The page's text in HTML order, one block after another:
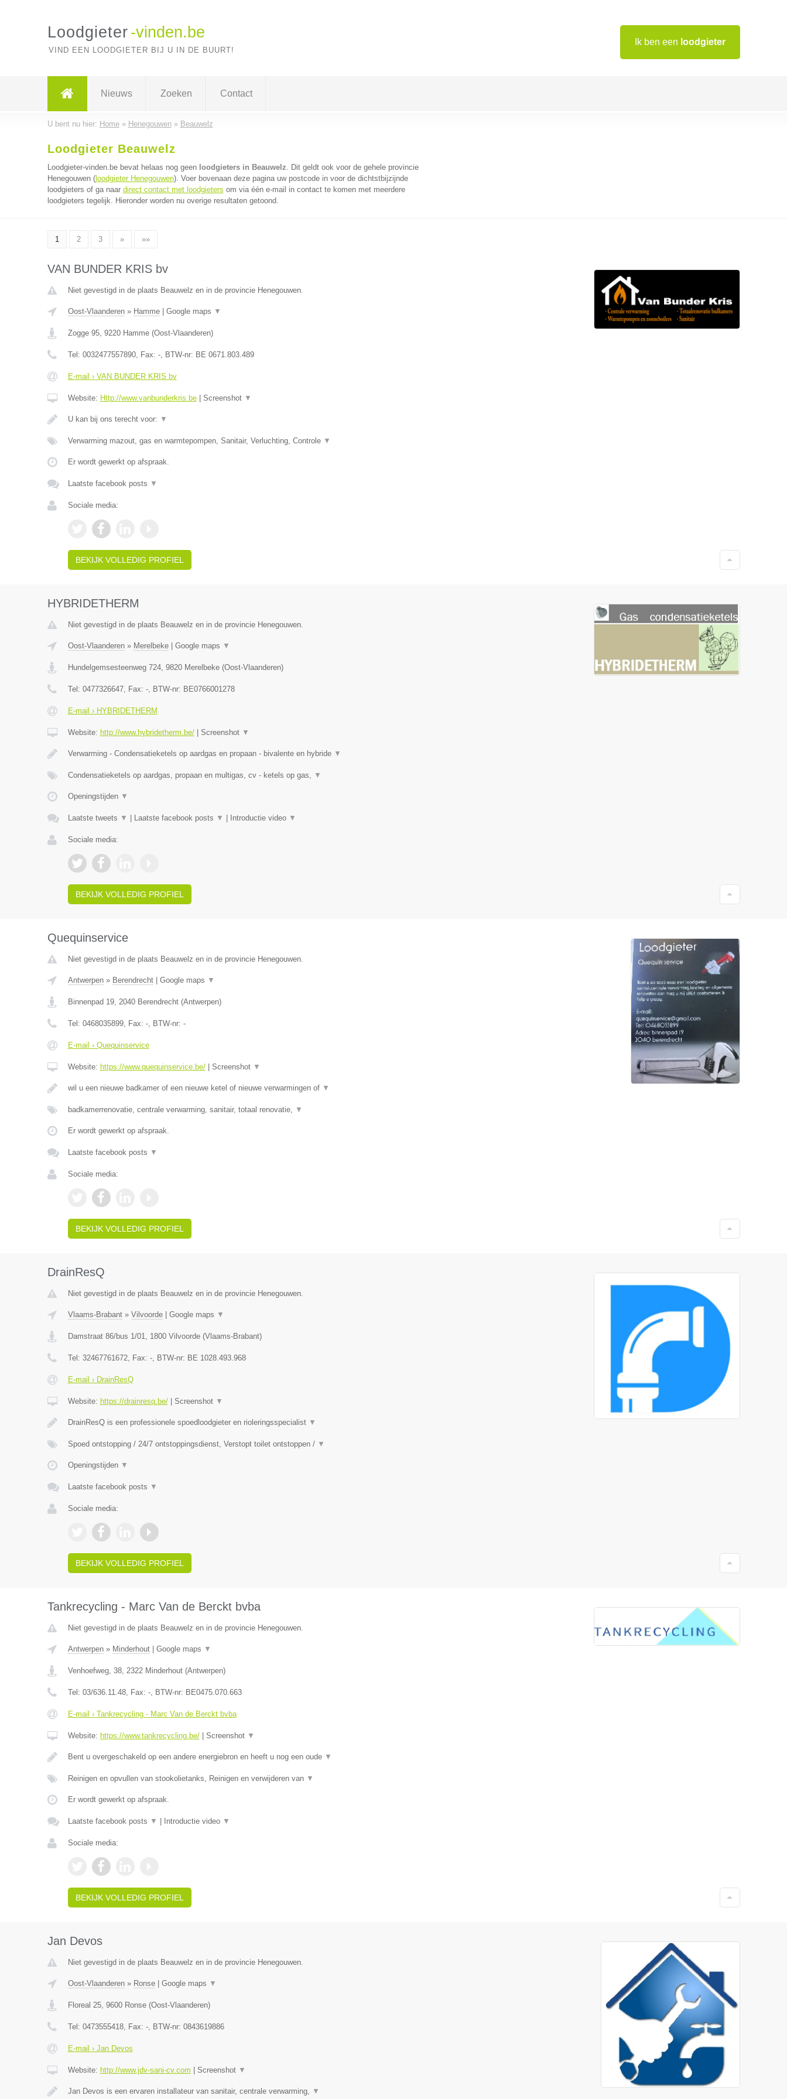
Ik ben een loodgieter
Loodgieter -vinden.be
VIND EEN LOODGIETER BIJ U IN DE BUURT!
Nieuws Zoeken Contact
U bent nu hier: Home» Henegouwen» Beauwelz
Loodgieter Beauwelz
Loodgieter-vinden.be bevat helaas nog geen loodgieters in Beauwelz. Dit geldt ook voor de gehele provincie
Henegouwen (loodgieter Henegouwen). Voer bovenaan deze pagina uw postcode in voor de dichtstbijzijnde
loodgieters of ga naar direct contact met loodgieters om via één e-mail in contact te komen met meerdere
loodgieters tegelijk. Hieronder worden nu overige resultaten getoond.
1 2 3 » »»
VAN BUNDER KRIS bv
Niet gevestigd in de plaats Beauwelz en in de provincie Henegouwen.
Oost-Vlaanderen» Hamme| Google maps ▼
Zogge 95, 9220 Hamme(Oost-Vlaanderen)
Tel: 0032477557890, Fax: -, BTW-nr: BE 0671.803.489
E-mail › VAN BUNDER KRIS bv
Website: Http://www.vanbunderkris.be| Screenshot ▼
U kan bij ons terecht voor: ▼
Verwarming mazout, gas en warmtepompen, Sanitair, Verluchting, Controle ▼
Er wordt gewerkt op afspraak.
Laatste facebook posts ▼
Sociale media:
BEKIJK VOLLEDIG PROFIEL
HYBRIDETHERM
Niet gevestigd in de plaats Beauwelz en in de provincie Henegouwen.
Oost-Vlaanderen» Merelbeke| Google maps ▼
Hundelgemsesteenweg 724, 9820 Merelbeke(Oost-Vlaanderen)
Tel: 0477326647, Fax: -, BTW-nr: BE0766001278
E-mail › HYBRIDETHERM
Website: http://www.hybridetherm.be/| Screenshot ▼
Verwarming - Condensatieketels op aardgas en propaan - bivalente en hybride ▼
Condensatieketels op aardgas, propaan en multigas, cv - ketels op gas, ▼
Openingstijden ▼
Laatste tweets ▼ Laatste facebook posts ▼ Introductie video ▼
Sociale media:
BEKIJK VOLLEDIG PROFIEL
Quequinservice
Niet gevestigd in de plaats Beauwelz en in de provincie Henegouwen.
Antwerpen» Berendrecht| Google maps ▼
Binnenpad 19, 2040 Berendrecht(Antwerpen)
Tel: 0468035899, Fax: -, BTW-nr: -
E-mail › Quequinservice
Website: https://www.quequinservice.be/| Screenshot ▼
wil u een nieuwe badkamer of een nieuwe ketel of nieuwe verwarmingen of ▼
badkamerrenovatie, centrale verwarming, sanitair, totaal renovatie, ▼
Er wordt gewerkt op afspraak.
Laatste facebook posts ▼
Sociale media:
BEKIJK VOLLEDIG PROFIEL
DrainResQ
Niet gevestigd in de plaats Beauwelz en in de provincie Henegouwen.
Vlaams-Brabant» Vilvoorde| Google maps ▼
Damstraat 86/bus 1/01, 1800 Vilvoorde(Vlaams-Brabant)
Tel: 32467761672, Fax: -, BTW-nr: BE 1028.493.968
E-mail › DrainResQ
Website: https://drainresq.be/| Screenshot ▼
DrainResQ is een professionele spoedloodgieter en rioleringsspecialist ▼
Spoed ontstopping / 24/7 ontstoppingsdienst, Verstopt toilet ontstoppen / ▼
Openingstijden ▼
Laatste facebook posts ▼
Sociale media:
BEKIJK VOLLEDIG PROFIEL
Tankrecycling - Marc Van de Berckt bvba
Niet gevestigd in de plaats Beauwelz en in de provincie Henegouwen.
Antwerpen» Minderhout| Google maps ▼
Venhoefweg, 38, 2322 Minderhout(Antwerpen)
Tel: 03/636.11.48, Fax: -, BTW-nr: BE0475.070.663
E-mail › Tankrecycling - Marc Van de Berckt bvba
Website: https://www.tankrecycling.be/| Screenshot ▼
Bent u overgeschakeld op een andere energiebron en heeft u nog een oude ▼
Reinigen en opvullen van stookolietanks, Reinigen en verwijderen van ▼
Er wordt gewerkt op afspraak.
Laatste facebook posts ▼ Introductie video ▼
Sociale media:
BEKIJK VOLLEDIG PROFIEL
Jan Devos
Niet gevestigd in de plaats Beauwelz en in de provincie Henegouwen.
Oost-Vlaanderen» Ronse| Google maps ▼
Floreal 25, 9600 Ronse(Oost-Vlaanderen)
Tel: 0473555418, Fax: -, BTW-nr: 0843619886
E-mail › Jan Devos
Website: http://www.jdv-sani-cv.com Screenshot ▼
Jan Devos is een ervaren installateur van sanitair, centrale verwarming, ▼